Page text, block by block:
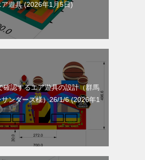
ア遊具 2026年1月5日
確認するエア遊具の設計（群馬
サンダーズ様）26/1/6 2026年1